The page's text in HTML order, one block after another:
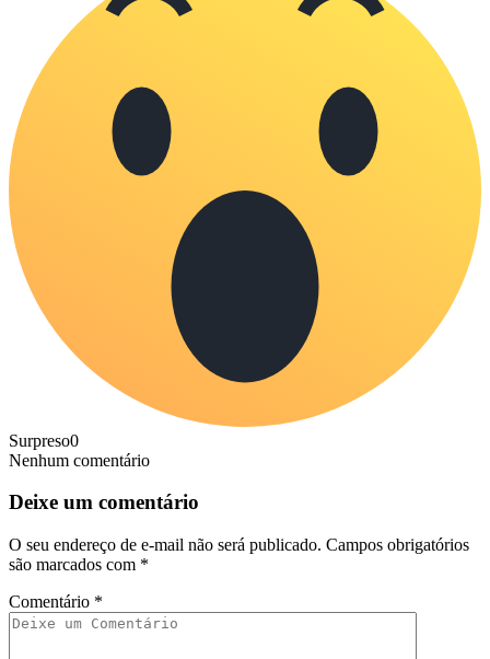
Surpreso0
Nenhum comentário
Deixe um comentário
O seu endereço de e-mail não será publicado. Campos obrigatórios
são marcados com *
Comentário *